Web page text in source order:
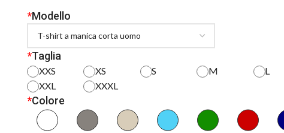
*Modello
*Taglia
XXS XS S M L
XXL
XXXL
*Colore